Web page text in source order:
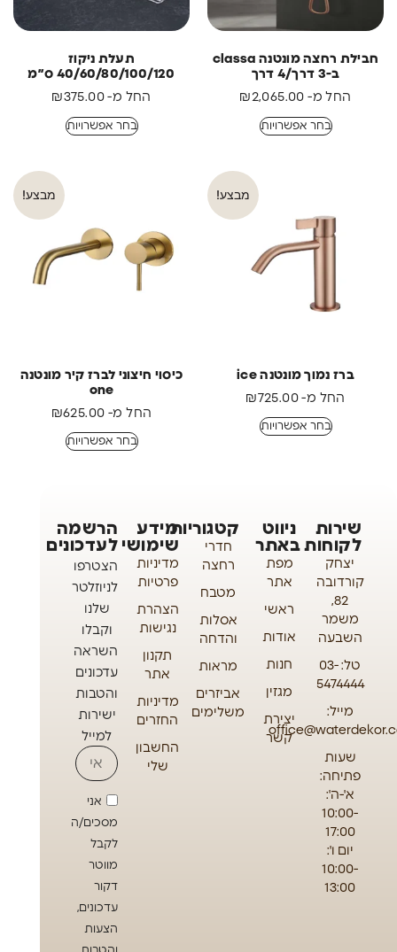
חבילת רחצה מונטנה classa
ב-3 דרך/4 דרך
החל מ-
₪2,065.00
בחר אפשרויות
תעלת ניקוז
40/60/80/100/120 ס״מ
החל מ-
₪375.00
בחר אפשרויות
מבצע!
ברז נמוך מונטנה ice
החל מ-
₪725.00
בחר אפשרויות
מבצע!
כיסוי חיצוני לברז קיר מונטנה
one
החל מ-
₪625.00
בחר אפשרויות
שירות
לקוחות
יצחק
קורדובה
82,
משמר
השבעה
טל: 03-
5474444
מייל:
שעות
פתיחה:
א'-ה':
10:00-
17:00
יום ו':
10:00-
13:00
ניווט
באתר
מפת
אתר
ראשי
אודות
חנות
מגזין
יצירת
קשר
קטגוריות
חדרי
רחצה
מטבח
אסלות
והדחה
מראות
אביזרים
משלימים
מידע
שימושי
מדיניות
פרטיות
הצהרת
נגישות
תקנון
אתר
מדיניות
החזרים
החשבון
שלי
הרשמה
לעדכונים
הצטרפו
לניוזלטר
שלנו
וקבלו
השראה
עדכונים
והטבות
ישירות
למייל
אני
מסכים/ה
לקבל
מווטר
דקור
עדכונים,
הצעות